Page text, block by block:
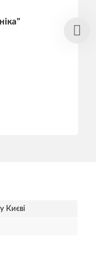
Києві